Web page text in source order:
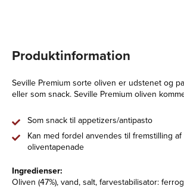
Produktinformation
Seville Premium sorte oliven er udstenet og
eller som snack. Seville Premium oliven
Som snack til appetizers/antipasto
Kan med fordel anvendes til fremstilling
oliventapenade
Ingredienser:
Oliven (47%), vand, salt, farvestabilisator: